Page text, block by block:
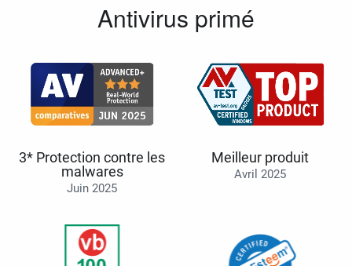
Antivirus primé
3* Protection contre les
malwares
Juin 2025
Meilleur produit
Avril 2025